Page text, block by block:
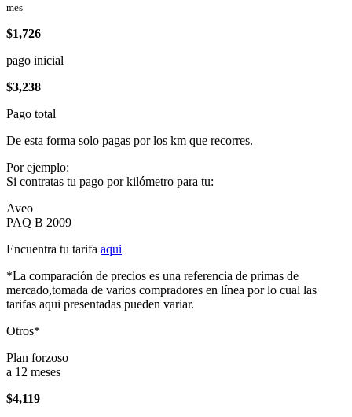
mes
$1,726
pago inicial
$3,238
Pago total
De esta forma solo pagas por los km que recorres.
Por ejemplo:
Si contratas tu pago por kilómetro para tu:
Aveo
PAQ B 2009
Encuentra tu tarifa aqui
*La comparación de precios es una referencia de primas de
mercado,tomada de varios compradores en línea por lo cual las
tarifas aqui presentadas pueden variar.
Otros*
Plan forzoso
a 12 meses
$4,119